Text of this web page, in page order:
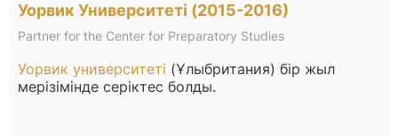
Уорвик Университеті (2015-2016)
Partner for the Center for Preparatory Studies
Уорвик университеті (Ұлыбритания) бір жыл
мерізімінде серіктес болды.